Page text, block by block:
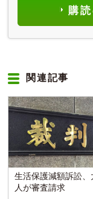
購
関連記事
生活保護減額訴訟
人が審査請求